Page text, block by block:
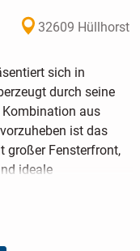
32609 Hüllhorst
sich in
durch seine
Kombination aus
ist das
großer Fensterfront,
ideale
Nutzung
m² Wohnfläche